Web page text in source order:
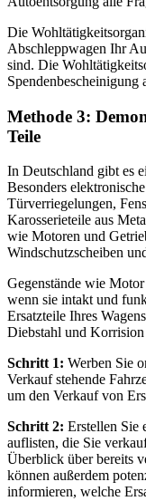
Die
Abschleppwagen Ihr
sind. Die
Spendenbescheinigung
Methode 3:
Teile
In Deutschland gibt es
Besonders
Türverriegelungen,
Karosserieteile aus
wie Motoren und
Windschutzscheiben
Gegenstände wie
wenn sie intakt und
Ersatzteile Ihres
Diebstahl und Korrision
Schritt 1: Werben Sie
Verkauf stehende
um den Verkauf von
Schritt 2: Erstellen Sie
auflisten, die Sie
Überblick über bereits
können außerdem
informieren, welche